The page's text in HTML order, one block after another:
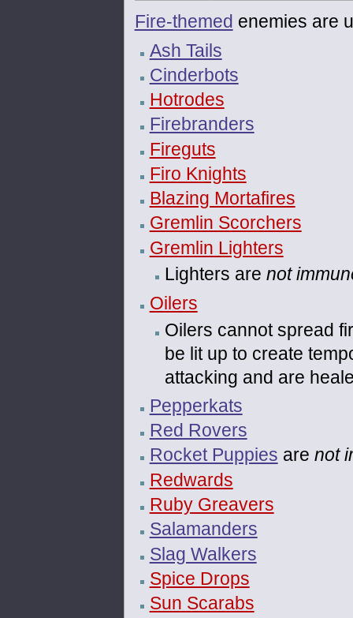
Fire-themed enemies are
Ash Tails
Cinderbots
Hotrodes
Firebranders
Fireguts
Firo Knights
Blazing Mortafires
Gremlin Scorchers
Gremlin Lighters
Lighters are not
Oilers
Oilers cannot spread
be lit up to create
attacking and are
Pepperkats
Red Rovers
Rocket Puppies are not
Redwards
Ruby Greavers
Salamanders
Slag Walkers
Spice Drops
Sun Scarabs